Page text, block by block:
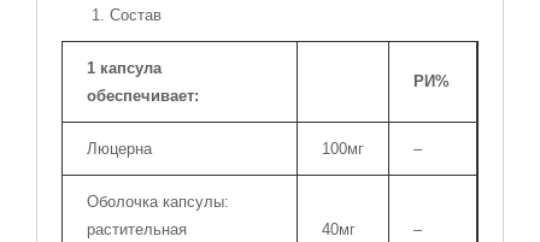
Состав
1 капсула
обеспечивает:
РИ%
Люцерна 100мг –
Оболочка капсулы:
растительная
40мг –